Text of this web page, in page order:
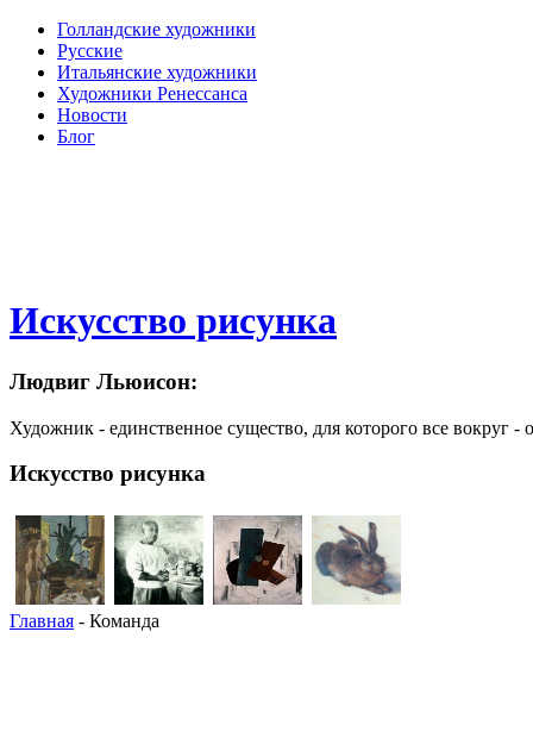
Голландские художники
Русские
Итальянские художники
Художники Ренессанса
Новости
Блог
Искусство рисунка
Людвиг Льюисон:
Художник - единственное существо, для которого все вокруг -
Искусство рисунка
Главная - Команда